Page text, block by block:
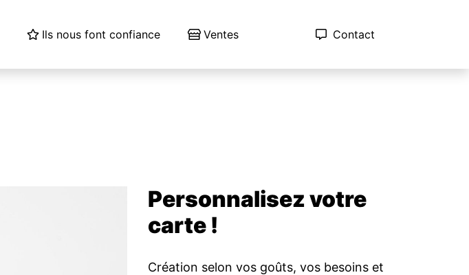
Ils nous font confiance Ventes Contact
Personnalisez votre
carte !
Création selon vos goûts, vos besoins et